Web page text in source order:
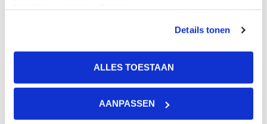
Details tonen
ALLES TOESTAAN
AANPASSEN
Lichttherapie op
ouderenafdeling:
laagdrempelig werken aan